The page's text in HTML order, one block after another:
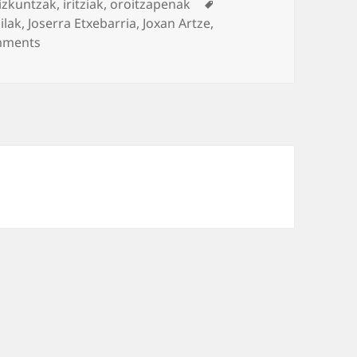
, iritziak, oroitzapenak
, Joserra Etxebarria, Joxan Artze,